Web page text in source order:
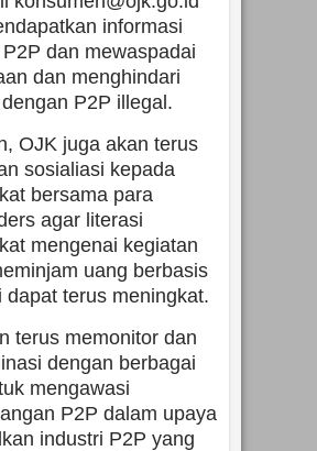
informasi
dan mewaspadai
dan menghindari
P2P illegal.
OJK juga akan terus
sosialiasi kepada
bersama para
agar literasi
mengenai kegiatan
uang berbasis
dapat terus meningkat.
terus memonitor dan
dengan berbagai
mengawasi
P2P dalam upaya
industri P2P yang